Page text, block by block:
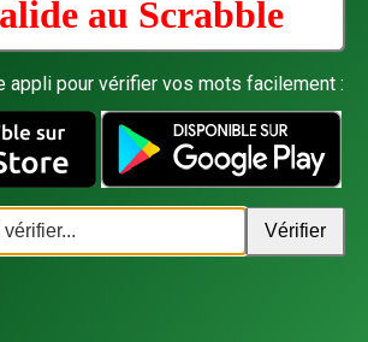
au Scrabble
appli pour vérifier vos mots facilement :